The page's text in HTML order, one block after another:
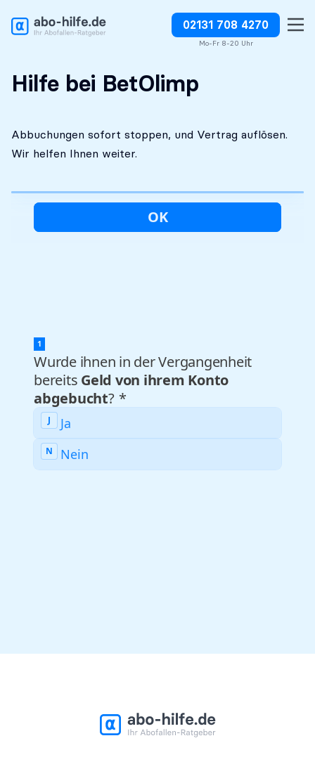
02131 708 4270
Mo-Fr 8-20 Uhr
Kostenlose Erstanalyse Abbuchungen direkt stoppen
Hilfe bei BetOlimp
Abbuchungen sofort stoppen, und Vertrag auflösen.
Wir helfen Ihnen weiter.